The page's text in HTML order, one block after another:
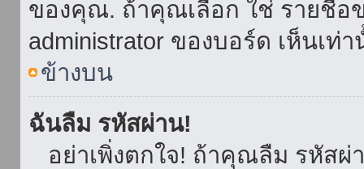
ของคุณ. ถ้าคุณเลือก ใช่ รายชื่
administrator ของบอร์ด เห็นเ
ข้างบน
ฉันลืม รหัสผ่าน!
อย่าเพิ่งตกใจ! ถ้าคุณลืม รหัสผ่